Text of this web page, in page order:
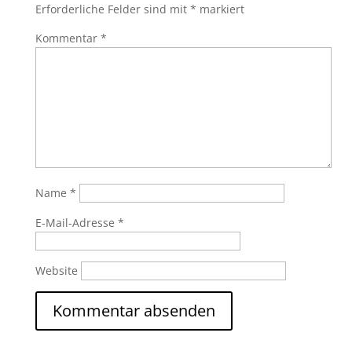
Erforderliche Felder sind mit * markiert
Kommentar *
Name *
E-Mail-Adresse *
Website